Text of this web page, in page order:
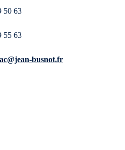
50 63
55 63
busnot.fr